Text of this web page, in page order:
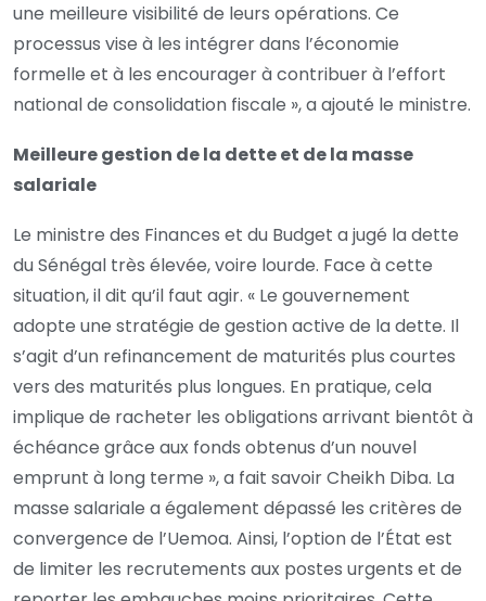
une meilleure visibilité de leurs opérations. Ce
processus vise à les intégrer dans l’économie
formelle et à les encourager à contribuer à l’effort
national de consolidation fiscale », a ajouté le ministre.
Meilleure gestion de la dette et de la masse
salariale
Le ministre des Finances et du Budget a jugé la dette
du Sénégal très élevée, voire lourde. Face à cette
situation, il dit qu’il faut agir. « Le gouvernement
adopte une stratégie de gestion active de la dette. Il
s’agit d’un refinancement de maturités plus courtes
vers des maturités plus longues. En pratique, cela
implique de racheter les obligations arrivant bientôt à
échéance grâce aux fonds obtenus d’un nouvel
emprunt à long terme », a fait savoir Cheikh Diba. La
masse salariale a également dépassé les critères de
convergence de l’Uemoa. Ainsi, l’option de l’État est
de limiter les recrutements aux postes urgents et de